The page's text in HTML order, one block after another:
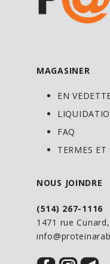
MAGASINER
EN
FAQ
TERMES
NOUS JOINDRE
(514) 267-1116
1471 rue